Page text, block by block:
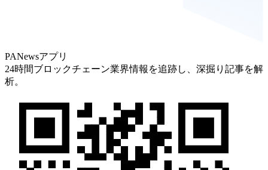
PANewsアプリ
24時間ブロックチェーン業界情報を追跡し、深掘り記事を解
析。